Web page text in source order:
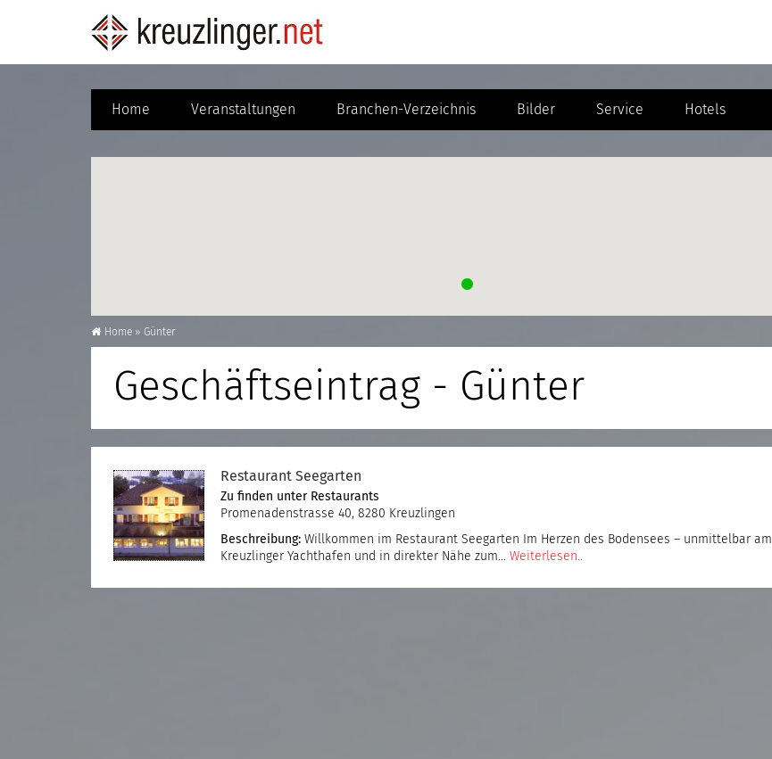
Home Veranstaltungen Branchen-Verzeichnis Bilder Service Hotels
Home » Günter
Geschäftseintrag - Günter
Restaurant Seegarten
Zu finden unter Restaurants
Promenadenstrasse 40, 8280 Kreuzlingen
Beschreibung: Willkommen im Restaurant Seegarten Im Herzen des Bodensees – unmittelbar am
Kreuzlinger Yachthafen und in direkter Nähe zum… Weiterlesen..